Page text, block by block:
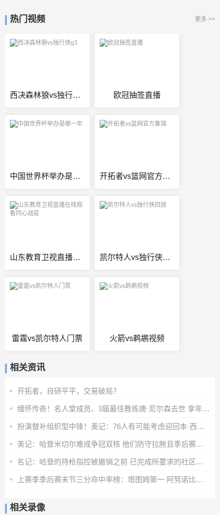
热门视频 更多 >>
西决森林狼vs独行侠g3 欧冠抽签直播
中国世界杯举办是哪一年 开拓者vs篮网官方集锦
山东教育卫视直播在线观看同心战疫 凯尔特人vs独行侠回放
雷霆vs凯尔特人门票 火箭vs鹈鹕视频
相关资讯
开拓者，自研平平，交易破局？
缅怀传奇！名人堂成员、3届最佳教练唐·尼尔森去世 享年86岁
扮演替补组织型中锋！美记：76人有可能考虑迎回本·西蒙斯
美记：哈登米切尔难成争冠双核 他们防守拉胯且季后赛隐身
名记：哈登的持枪指控被撤销之前 已完成所要求的社区服务！
上赛季季后赛末节三分命中率榜：塔图姆第一 阿努诺比第二
相关录像